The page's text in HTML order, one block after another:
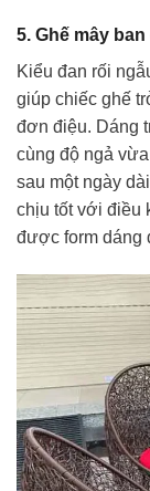
5. Ghế mây
Kiểu đan rối
giúp chiếc ghế
đơn điệu. Dáng
cùng độ ngả
sau một ngày
chịu tốt với điều
được form dáng